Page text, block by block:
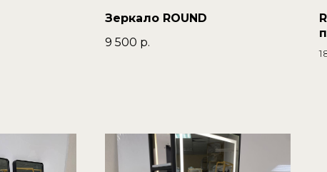
Зеркало ROUND
9 500 р.